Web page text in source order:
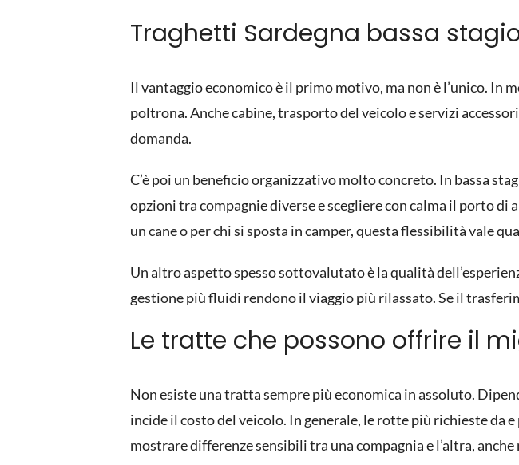
Traghetti Sardegna bassa
Il vantaggio economico è il primo motivo, ma non è l’unico. In
poltrona. Anche cabine, trasporto del veicolo e servizi
domanda.
C’è poi un beneficio organizzativo molto concreto. In bassa
opzioni tra compagnie diverse e scegliere con calma il porto
un cane o per chi si sposta in camper, questa flessibilità vale
Un altro aspetto spesso sottovalutato è la qualità
gestione più fluidi rendono il viaggio più rilassato. Se il
Le tratte che possono offrire il
Non esiste una tratta sempre più economica in assoluto.
incide il costo del veicolo. In generale, le rotte più richieste da
mostrare differenze sensibili tra una compagnia e l’altra,